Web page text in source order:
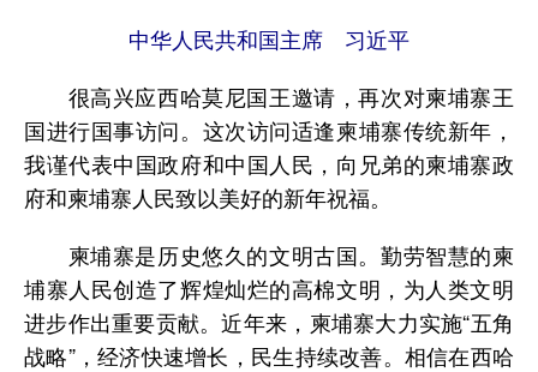
中华人民共和国主席 习近平
很高兴应西哈莫尼国王邀请，再次对柬埔寨王
国进行国事访问。这次访问适逢柬埔寨传统新年，
我谨代表中国政府和中国人民，向兄弟的柬埔寨政
府和柬埔寨人民致以美好的新年祝福。
柬埔寨是历史悠久的文明古国。勤劳智慧的柬
埔寨人民创造了辉煌灿烂的高棉文明，为人类文明
进步作出重要贡献。近年来，柬埔寨大力实施“五角
战略”，经济快速增长，民生持续改善。相信在西哈